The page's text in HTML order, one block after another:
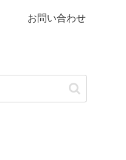
お問い合わせ